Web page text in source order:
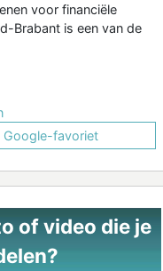
voor financiële
Brabant is een van de
Google-favoriet
of video die je